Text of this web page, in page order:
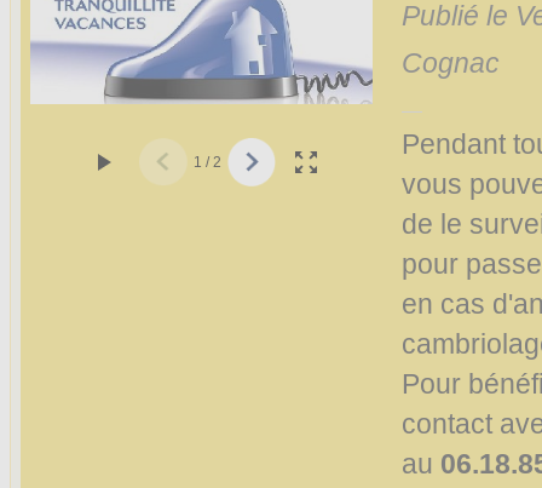
1 / 2
Publié le
Cognac
Pendant
vous
de le
pour
en cas
Pour
contact
au